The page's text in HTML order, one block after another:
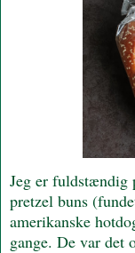
Jeg er fuldstændig
pretzel buns
amerikanske
gange. De var det